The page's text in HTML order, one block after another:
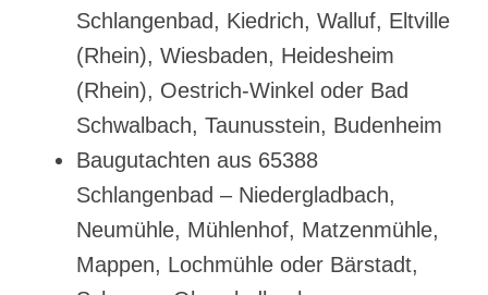
Schlangenbad, Kiedrich, Walluf, Eltville
(Rhein), Wiesbaden, Heidesheim
(Rhein), Oestrich-Winkel oder Bad
Schwalbach, Taunusstein, Budenheim
Baugutachten aus 65388
Schlangenbad – Niedergladbach,
Neumühle, Mühlenhof, Matzenmühle,
Mappen, Lochmühle oder Bärstadt,